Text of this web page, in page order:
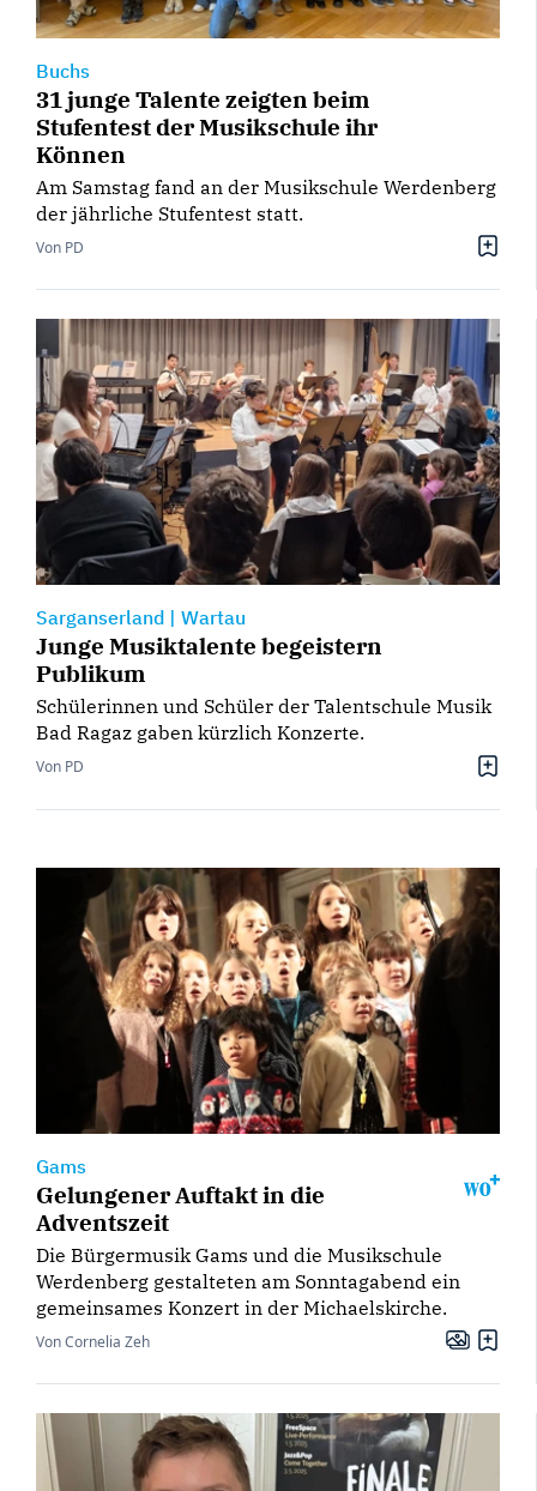
Buchs
31 junge Talente zeigten beim
Stufentest der Musikschule ihr
Können
Am Samstag fand an der Musikschule Werdenberg
der jährliche Stufentest statt.
Von PD
Sarganserland | Wartau
Junge Musiktalente begeistern
Publikum
Schülerinnen und Schüler der Talentschule Musik
Bad Ragaz gaben kürzlich Konzerte.
Von PD
Gams
Gelungener Auftakt in die
Adventszeit
Die Bürgermusik Gams und die Musikschule
Werdenberg gestalteten am Sonntagabend ein
gemeinsames Konzert in der Michaelskirche.
Von Cornelia Zeh